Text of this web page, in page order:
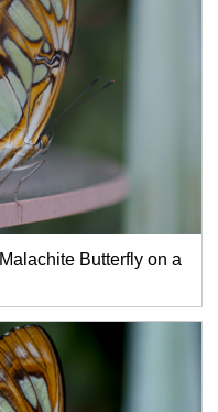
Malachite Butterfly on a